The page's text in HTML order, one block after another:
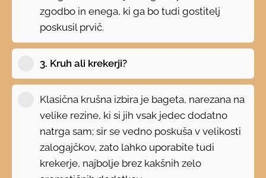
zgodbo in enega, ki ga bo tudi gostitelj
poskusil prvič.
3. Kruh ali krekerji?
Klasična krušna izbira je bageta, narezana na
velike rezine, ki si jih vsak jedec dodatno
natrga sam; sir se vedno poskuša v velikosti
zalogajčkov, zato lahko uporabite tudi
krekerje, najbolje brez kakšnih zelo